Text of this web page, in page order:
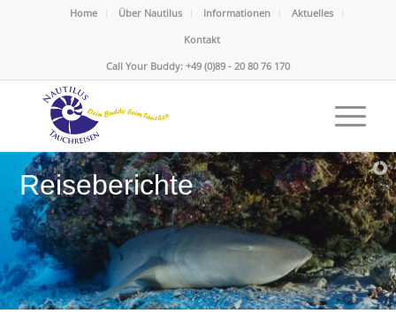
Home Über Nautilus Informationen
Aktuelles
Kontakt
Call Your Buddy: +49 (0)89 - 20 80 76 170
Reiseberichte